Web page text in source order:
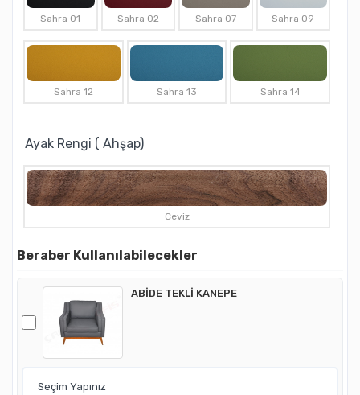
Sahra 01 Sahra 02 Sahra 07 Sahra 09
Sahra 12 Sahra 13 Sahra 14
Ayak Rengi ( Ahşap)
Ceviz
Beraber Kullanılabilecekler
ABİDE TEKLİ KANEPE